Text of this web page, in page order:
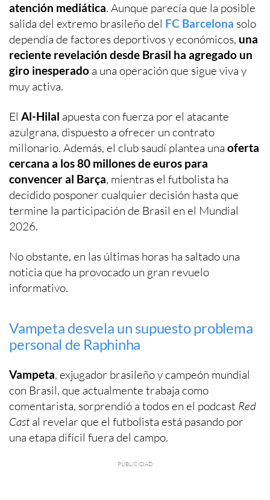
atención mediática. Aunque parecía que la posible
salida del extremo brasileño del FC Barcelona solo
dependía de factores deportivos y económicos, una
reciente revelación desde Brasil ha agregado un
giro inesperado a una operación que sigue viva y
muy activa.
El Al-Hilal apuesta con fuerza por el atacante
azulgrana, dispuesto a ofrecer un contrato
millonario. Además, el club saudí plantea una oferta
cercana a los 80 millones de euros para
convencer al Barça, mientras el futbolista ha
decidido posponer cualquier decisión hasta que
termine la participación de Brasil en el Mundial
2026.
No obstante, en las últimas horas ha saltado una
noticia que ha provocado un gran revuelo
informativo.
Vampeta desvela un supuesto problema
personal de Raphinha
Vampeta, exjugador brasileño y campeón mundial
con Brasil, que actualmente trabaja como
comentarista, sorprendió a todos en el podcast Red
Castal revelar que el futbolista está pasando por
una etapa difícil fuera del campo.